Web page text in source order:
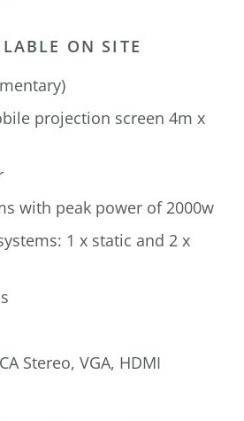
ON SITE
projection screen 4m x
with peak power of 2000w
1 x static and 2 x
Stereo, VGA, HDMI